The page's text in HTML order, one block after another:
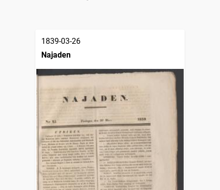
1839-03-26
Najaden